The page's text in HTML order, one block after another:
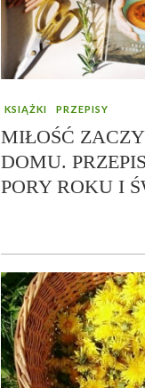
KSIĄŻKI PRZEPISY
MIŁOŚĆ
DOMU.
PORY ROKU I